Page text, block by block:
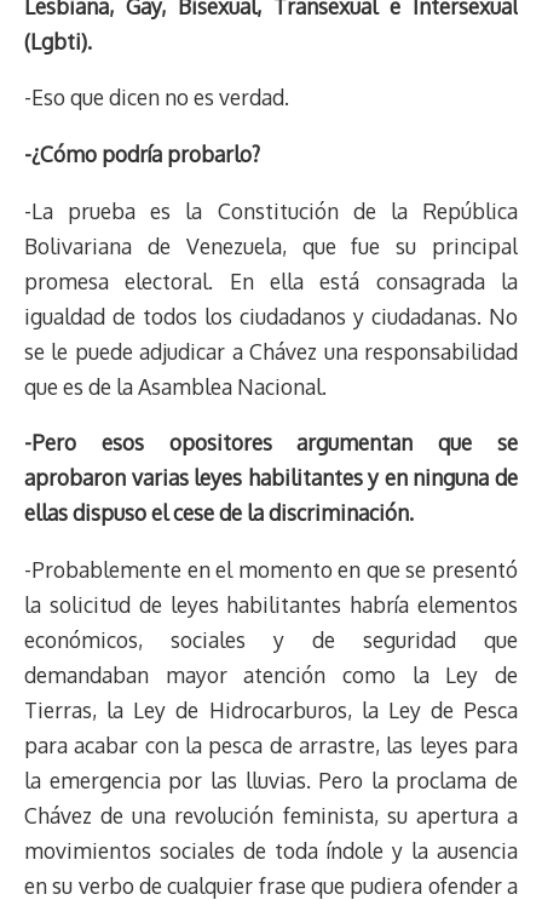
Lesbiana, Gay, Bisexual, Transexual e Intersexual
(Lgbti).
-Eso que dicen no es verdad.
-¿Cómo podría probarlo?
-La prueba es la Constitución de la República
Bolivariana de Venezuela, que fue su principal
promesa electoral. En ella está consagrada la
igualdad de todos los ciudadanos y ciudadanas. No
se le puede adjudicar a Chávez una responsabilidad
que es de la Asamblea Nacional.
-Pero esos opositores argumentan que se
aprobaron varias leyes habilitantes y en ninguna de
ellas dispuso el cese de la discriminación.
-Probablemente en el momento en que se presentó
la solicitud de leyes habilitantes habría elementos
económicos, sociales y de seguridad que
demandaban mayor atención como la Ley de
Tierras, la Ley de Hidrocarburos, la Ley de Pesca
para acabar con la pesca de arrastre, las leyes para
la emergencia por las lluvias. Pero la proclama de
Chávez de una revolución feminista, su apertura a
movimientos sociales de toda índole y la ausencia
en su verbo de cualquier frase que pudiera ofender a